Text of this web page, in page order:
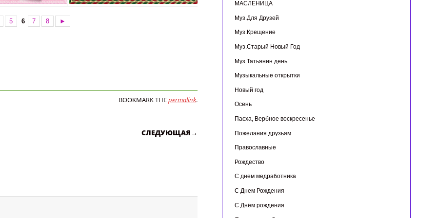
5 6 7 8 ►
BOOKMARK THEpermalink.
СЛЕДУЮЩАЯ→
МАСЛЕНИЦА
Муз.Для Друзей
Муз.Крещение
Муз.Старый Новый Год
Муз.Татьянин день
Музыкальные открытки
Новый год
Осень
Пасха, Вербное воскресенье
Пожелания друзьям
Православные
Рождество
С днем медработника
С Днем Рождения
С Днём рождения